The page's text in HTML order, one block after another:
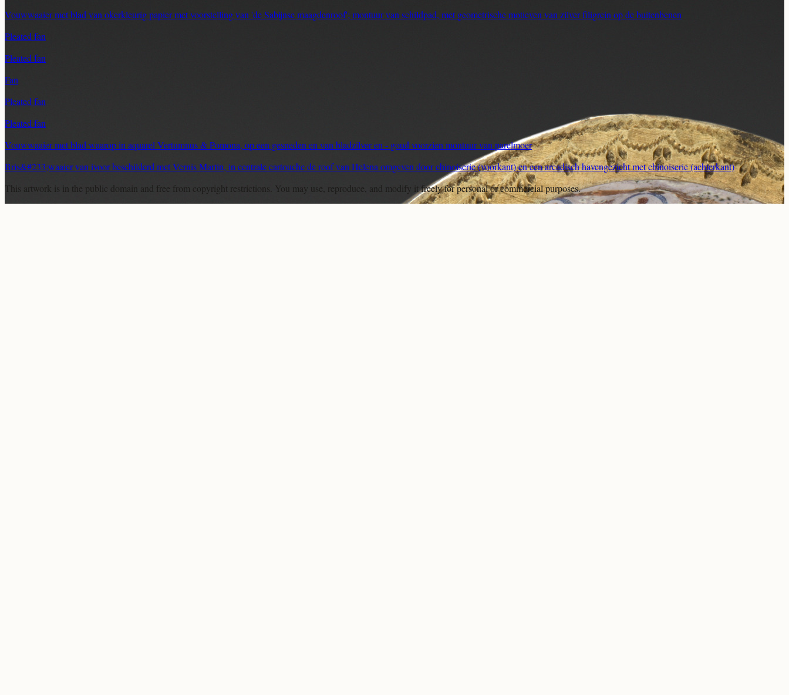
Vouwwaaier met blad van okerkleurig papier met voorstelling van 'de Sabijnse maagdenroof'; montuur van schildpad, met geometrische motieven van zilver filigrein op de buitenbenen
Pleated fan
Pleated fan
Fan
Pleated fan
Pleated fan
Vouwwaaier met blad waarop in aquarel Vertumnus & Pomona, op een gesneden en van bladzilver en - goud voorzien montuur van parelmoer
Bris&#233;waaier van ivoor beschilderd met Vernis Martin, in centrale cartouche de roof van Helena omgeven door chinoiserie (voorkant) en een arcadisch havengezicht met chinoiserie (achterkant)
This artwork is in the public domain and free from copyright restrictions. You may use, reproduce, and modify it freely for personal or commercial purposes.